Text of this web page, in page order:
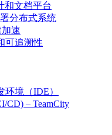
和文档平台
分布式系统
加速
可追溯性
环境（IDE）
CD) – TeamCity